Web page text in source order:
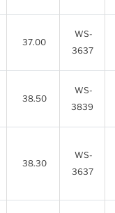
37.00
WS-
3637
38.50
WS-
3839
38.30
WS-
3637